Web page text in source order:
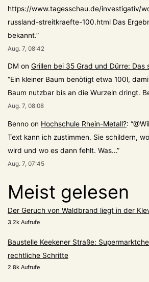
https://www.tagesschau.de/investigativ/
russland-streitkraefte-100.html Das
bekannt.”
Aug. 7, 08:42
DM on Grillen bei 35 Grad und Dürre: Das
“Ein kleiner Baum benötigt etwa 100l,
Baum nutzbar bis an die Wurzeln dringt.
Aug. 7, 08:08
Benno on Hochschule Rhein-Metall?: “
Text kann ich zustimmen. Sie schildern,
wird und wo es dann fehlt. Was…”
Aug. 7, 07:45
Meist gelesen
Der Geruch von Waldbrand liegt in der
3.2k Aufrufe
Baustelle Keekener Straße:
rechtliche Schritte
2.8k Aufrufe